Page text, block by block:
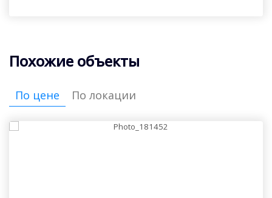
Похожие объекты
По цене По локации